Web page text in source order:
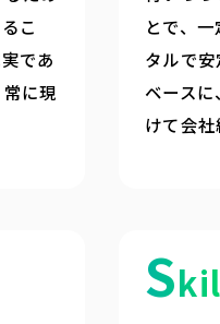
こ
であ
に現
とで、
タルで
ベース
けて会社
S